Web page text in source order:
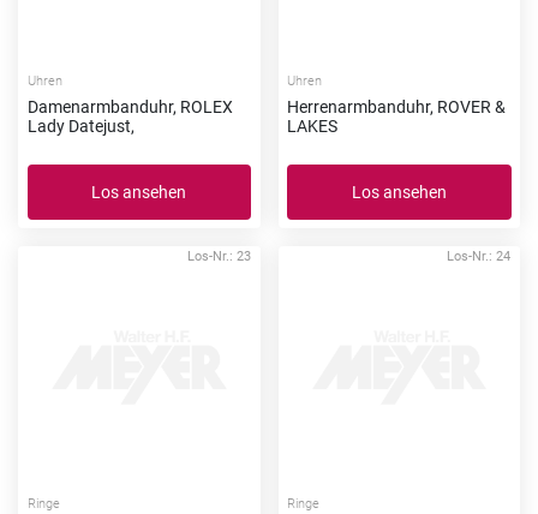
Uhren
Damenarmbanduhr, ROLEX
Lady Datejust,
Los ansehen
Uhren
Herrenarmbanduhr, ROVER &
LAKES
Los ansehen
Los-Nr.: 23
Ringe
Los-Nr.: 24
Ringe